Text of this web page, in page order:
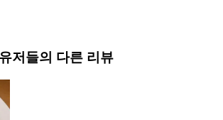
저들의 다른 리뷰